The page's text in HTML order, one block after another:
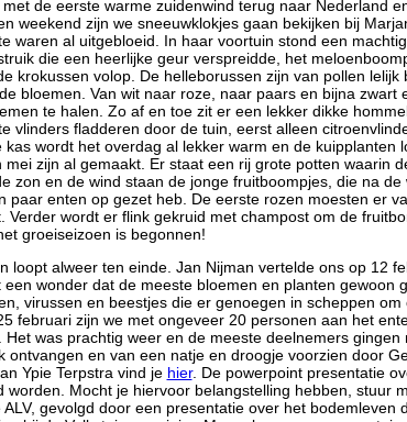
de eerste warme zuidenwind terug naar Nederland
weekend zijn we sneeuwklokjes gaan bekijken bij
waren al uitgebloeid. In haar voortuin stond een
die een heerlijke geur verspreidde, het
krokussen volop. De helleborussen zijn van pollen
bloemen. Van wit naar roze, naar paars en bijna zwart
te halen. Zo af en toe zit er een lekker dikke
vlinders fladderen door de tuin, eerst alleen
kas wordt het overdag al lekker warm en de kuipplanten
zijn al gemaakt. Er staat een rij grote potten waarin
zon en de wind staan de jonge fruitboompjes, die na
paar enten op gezet heb. De eerste rozen moesten er
Verder wordt er flink gekruid met champost om de
groeiseizoen is begonnen!
loopt alweer ten einde. Jan Nijman vertelde ons op 12
een wonder dat de meeste bloemen en planten gewoon
virussen en beestjes die er genoegen in scheppen
februari zijn we met ongeveer 20 personen aan het
Het was prachtig weer en de meeste deelnemers gingen
ontvangen en van een natje en droogje voorzien door
Ypie Terpstra vind je hier. De powerpoint presentatie
worden. Mocht je hiervoor belangstelling hebben, stuur
gevolgd door een presentatie over het bodemleven